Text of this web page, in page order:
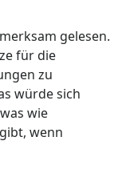
gelesen.
für die
zu
würde sich
wie
wenn